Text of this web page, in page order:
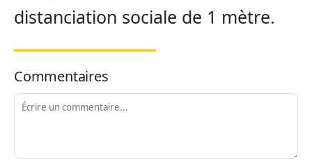
distanciation sociale de 1 mètre.
Commentaires